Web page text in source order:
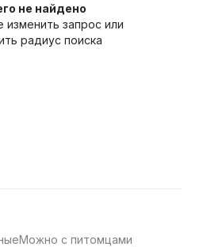
не найдено
изменить запрос или
радиус поиска
Можно с питомцами